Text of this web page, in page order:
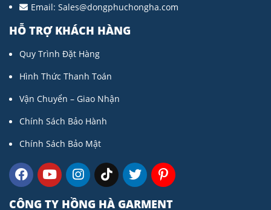
Email: Sales@dongphuchongha.com
HỖ TRỢ KHÁCH HÀNG
Quy Trình Đặt Hàng
Hình Thức Thanh Toán
Vận Chuyển – Giao Nhận
Chính Sách Bảo Hành
Chính Sách Bảo Mật
CÔNG TY HỒNG HÀ GARMENT